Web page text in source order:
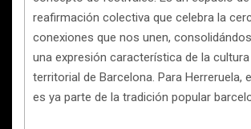
reafirmación colectiva que celebra la
conexiones que nos unen,
una expresión característica de la
territorial de Barcelona. Para Herreruela,
es ya parte de la tradición popular